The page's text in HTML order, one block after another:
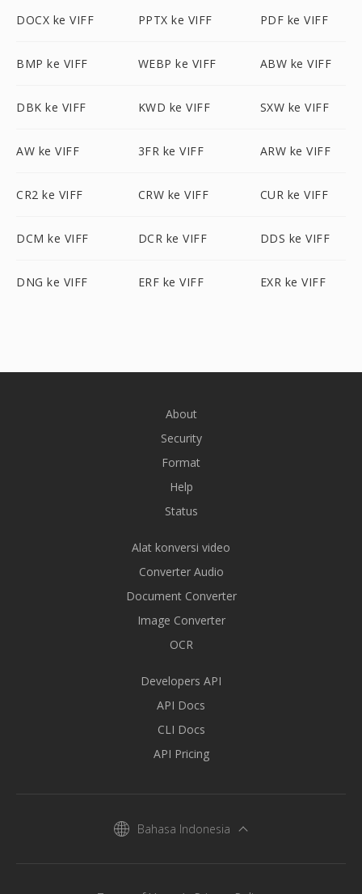
DOCX ke VIFF PPTX ke VIFF PDF ke VIFF
BMP ke VIFF WEBP ke VIFF ABW ke VIFF
DBK ke VIFF KWD ke VIFF SXW ke VIFF
AW ke VIFF 3FR ke VIFF ARW ke VIFF
CR2 ke VIFF CRW ke VIFF CUR ke VIFF
DCM ke VIFF DCR ke VIFF DDS ke VIFF
DNG ke VIFF ERF ke VIFF EXR ke VIFF
About
Security
Format
Help
Status
Alat konversi video
Converter Audio
Document Converter
Image Converter
OCR
Developers API
API Docs
CLI Docs
API Pricing
Bahasa Indonesia